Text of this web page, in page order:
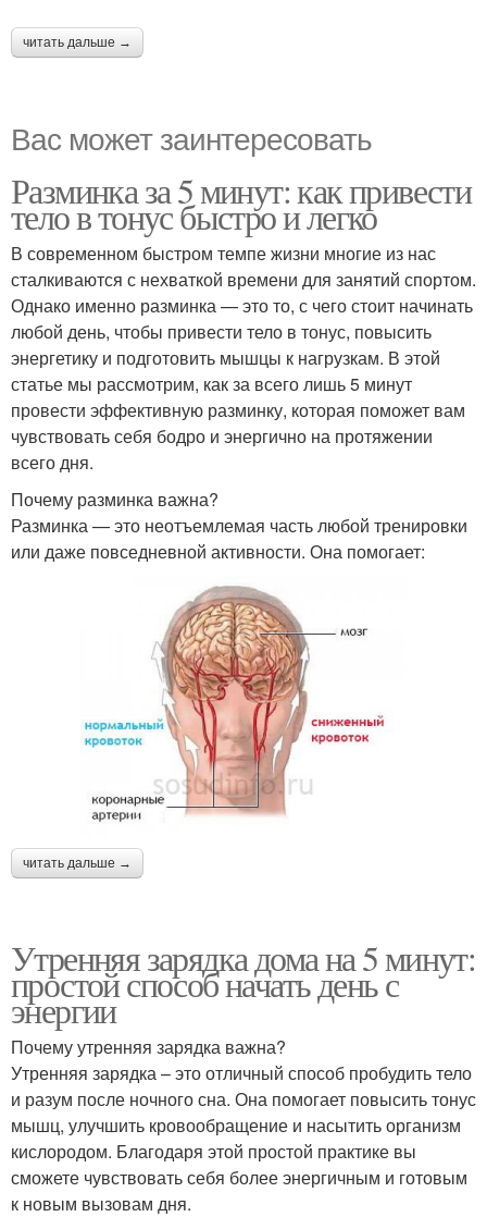
читать дальше →
Вас может заинтересовать
Разминка за 5 минут: как привести
тело в тонус быстро и легко
В современном быстром темпе жизни многие из нас
сталкиваются с нехваткой времени для занятий спортом.
Однако именно разминка — это то, с чего стоит начинать
любой день, чтобы привести тело в тонус, повысить
энергетику и подготовить мышцы к нагрузкам. В этой
статье мы рассмотрим, как за всего лишь 5 минут
провести эффективную разминку, которая поможет вам
чувствовать себя бодро и энергично на протяжении
всего дня.
Почему разминка важна?
Разминка — это неотъемлемая часть любой тренировки
или даже повседневной активности. Она помогает:
читать дальше →
Утренняя зарядка дома на 5 минут:
простой способ начать день с
энергии
Почему утренняя зарядка важна?
Утренняя зарядка – это отличный способ пробудить тело
и разум после ночного сна. Она помогает повысить тонус
мышц, улучшить кровообращение и насытить организм
кислородом. Благодаря этой простой практике вы
сможете чувствовать себя более энергичным и готовым
к новым вызовам дня.